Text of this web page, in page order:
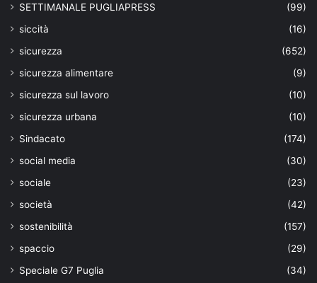
SETTIMANALE PUGLIAPRESS
(99)
siccità
(16)
sicurezza
(652)
sicurezza alimentare
(9)
sicurezza sul lavoro
(10)
sicurezza urbana
(10)
Sindacato
(174)
social media
(30)
sociale
(23)
società
(42)
sostenibilità
(157)
spaccio
(29)
Speciale G7 Puglia
(34)